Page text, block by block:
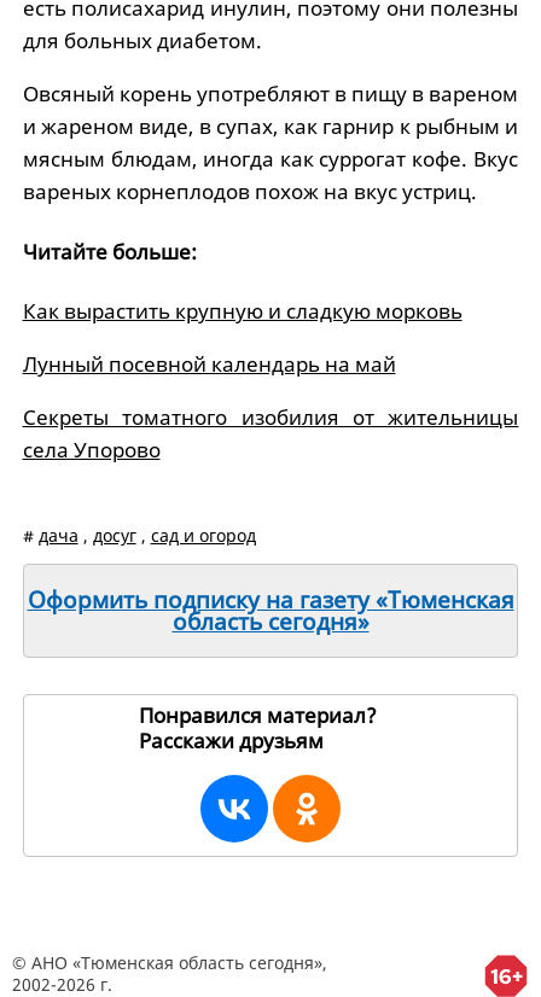
есть полисахарид инулин, поэтому они полезны
для больных диабетом.
Овсяный корень употребляют в пищу в вареном
и жареном виде, в супах, как гарнир к рыбным и
мясным блюдам, иногда как суррогат кофе. Вкус
вареных корнеплодов похож на вкус устриц.
Читайте больше:
Как вырастить крупную и сладкую морковь
Лунный посевной календарь на май
Секреты томатного изобилия от жительницы
села Упорово
# дача , досуг, сад и огород
Оформить подписку на газету «Тюменская
область сегодня»
Понравился материал?
Расскажи друзьям
© АНО «Тюменская область сегодня»,
2002-2026 г.